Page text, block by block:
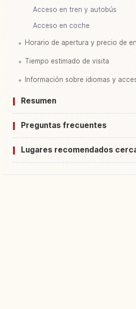
Acceso en tren y autobús
Acceso en coche
Horario de apertura y precio de
Tiempo estimado de visita
Información sobre idiomas y
Resumen
Preguntas frecuentes
Lugares recomendados